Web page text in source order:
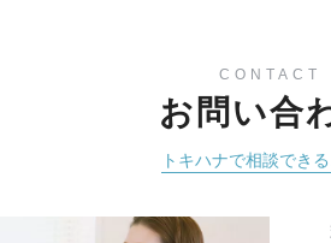
CONTACT
お問い合
トキハナで相談でき